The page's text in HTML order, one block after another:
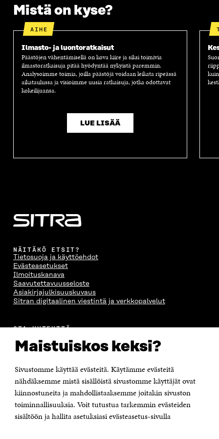
Maistuiskos keksi?
Sivustomme käyttää evästeitä. Käytämme evästeitä
nähdäksemme mistä sisällöistä sivustomme käyttäjät ovat
kiinnostuneita ja mahdollistaaksemme joitakin sivuston
toiminnallisuuksia. Voit tutustua tarkemmin evästeiden
sisältöön ja hallita asetuksiasi evästeasetus-sivulla
Mistä on kyse?
AIHE
Ilmasto- ja luontoratkaisut
Päästöjen vähentämisellä on kova kiire ja siksi toimivia
ilmastoratkaisuja pitää hyödyntää nykyistä paremmin.
Analysoimme toimia, joilla päästöjä voidaan leikata ripeässä
aikataulussa ja visioimme uusia ratkaisuja, jotka odottavat
kokeilijaansa.
LUE LISÄÄ
NÄITÄKÖ ETSIT?
Tietosuoja ja käyttöehdot
Evästeasetukset
Ilmoituskanava
Saavutettavuusseloste
Asiakirjajulkisuuskuvaus
Sitran digitaalinen viestintä ja verkkopalvelut
OTA YHTEYTTÄ
Itämerenkatu 11-13, PL 160,
00181 Helsinki
Puhelin +358 294 618 991
Sähköpostiosoite
Saapumisohjeet
Y-tunnus 0202132-3